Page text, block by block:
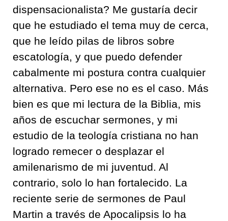
dispensacionalista? Me gustaría decir
que he estudiado el tema muy de cerca,
que he leído pilas de libros sobre
escatología, y que puedo defender
cabalmente mi postura contra cualquier
alternativa. Pero ese no es el caso. Más
bien es que mi lectura de la Biblia, mis
años de escuchar sermones, y mi
estudio de la teología cristiana no han
logrado remecer o desplazar el
amilenarismo de mi juventud. Al
contrario, solo lo han fortalecido. La
reciente serie de sermones de Paul
Martin a través de Apocalipsis lo ha